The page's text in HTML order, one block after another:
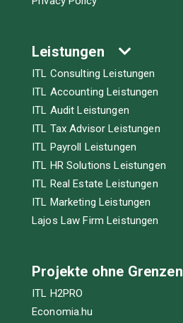
Leistungen
ITL Consulting Leistungen
ITL Accounting Leistungen
ITL Audit Leistungen
ITL Tax Advisor Leistungen
ITL Payroll Leistungen
ITL HR Solutions Leistungen
ITL Real Estate Leistungen
ITL Marketing Leistungen
Lajos Law Firm Leistungen
Projekte ohne Grenzen
ITL H2PRO
Economia.hu